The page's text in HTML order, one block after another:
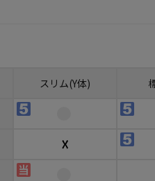
スリム(Y体)
☓